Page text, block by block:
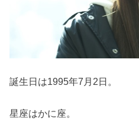
誕生日は1995年7月2日。
星座はかに座。